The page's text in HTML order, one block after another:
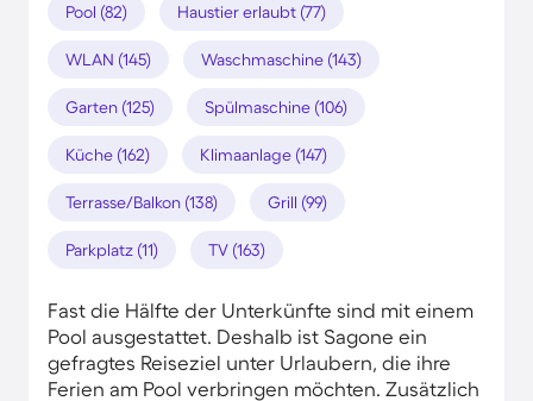
Pool (82) Haustier erlaubt (77)
WLAN (145) Waschmaschine (143)
Garten (125) Spülmaschine (106)
Küche (162) Klimaanlage (147)
Terrasse/Balkon (138) Grill (99)
Parkplatz (11) TV (163)
Fast die Hälfte der Unterkünfte sind mit einem
Pool ausgestattet. Deshalb ist Sagone ein
gefragtes Reiseziel unter Urlaubern, die ihre
Ferien am Pool verbringen möchten. Zusätzlich